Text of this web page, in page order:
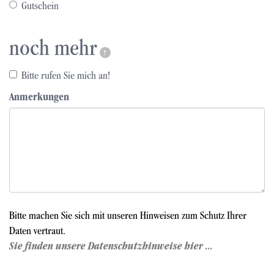
Gutschein
noch mehr ?
Bitte rufen Sie mich an!
Anmerkungen
Bitte machen Sie sich mit unseren Hinweisen zum Schutz Ihrer
Daten vertraut.
Sie finden unsere Datenschutzhinweise hier ...